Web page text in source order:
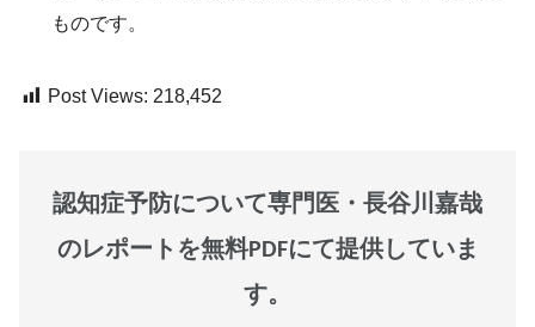
ものです。
Post Views: 218,452
認知症予防について専門医・長谷川嘉哉
のレポートを無料PDFにて提供していま
す。